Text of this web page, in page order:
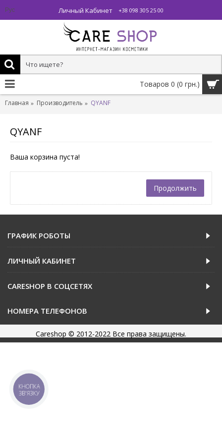
Рус Личный Кабинет +38 098 305 25 00
Товаров 0 (0 грн.)
Главная Производитель QYANF
QYANF
Ваша корзина пуста!
Продолжить
ГРАФИК РОБОТЫ
ЛИЧНЫЙ КАБИНЕТ
CARESHOP В СОЦСЕТЯХ
НОМЕРА ТЕЛЕФОНОВ
Careshop © 2012-2022 Все права защищены.
КНОПКА
ЗВ'ЯЗКУ